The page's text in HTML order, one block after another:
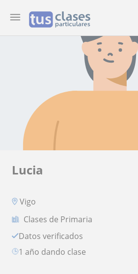
Lucia
Vigo
Clases de Primaria
Datos verificados
1 año dando clase